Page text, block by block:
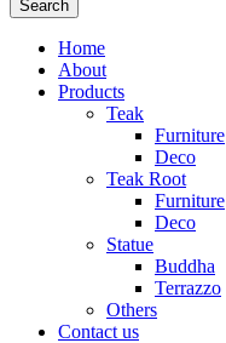
Home
About
Products
Teak
Furniture
Deco
Teak Root
Furniture
Deco
Statue
Buddha
Terrazzo
Others
Contact us